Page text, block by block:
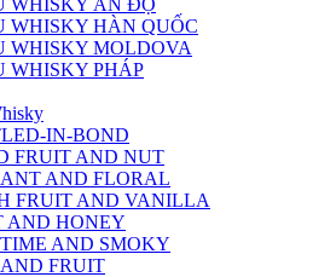
WHISKY ẤN ĐỘ
WHISKY HÀN QUỐC
WHISKY MOLDOVA
WHISKY PHÁP
IN-BOND
FRUIT AND NUT
AND FLORAL
FRUIT AND VANILLA
AND HONEY
AND SMOKY
FRUIT